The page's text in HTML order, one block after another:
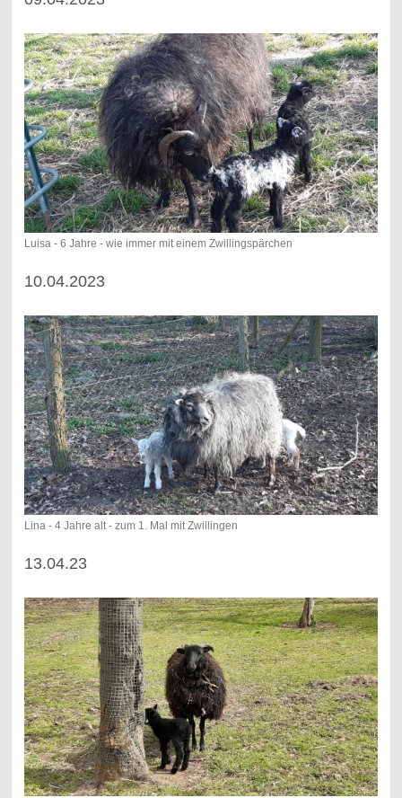
Luisa - 6 Jahre - wie immer mit einem Zwillingspärchen
10.04.2023
Lina - 4 Jahre alt - zum 1. Mal mit Zwillingen
13.04.23